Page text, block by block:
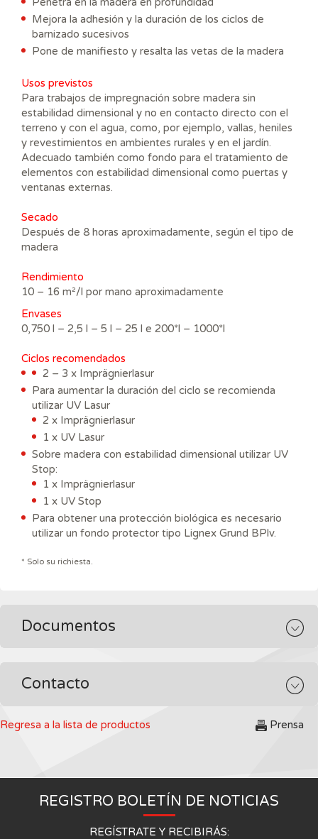
Mejora la adhesión y la duración de los ciclos de
barnizado sucesivos
Pone de manifiesto y resalta las vetas de la madera
Usos previstos
Para trabajos de impregnación sobre madera sin
estabilidad dimensional y no en contacto directo con el
terreno y con el agua, como, por ejemplo, vallas, heniles
y revestimientos en ambientes rurales y en el jardín.
Adecuado también como fondo para el tratamiento de
elementos con estabilidad dimensional como puertas y
ventanas externas.
Secado
Después de 8 horas aproximadamente, según el tipo de
madera
Rendimiento
10 – 16 m²/l por mano aproximadamente
Envases
0,750 l – 2,5 l – 5 l – 25 l e 200*l – 1000*l
Ciclos recomendados
2 – 3 x Imprägnierlasur
Para aumentar la duración del ciclo se recomienda
utilizar UV Lasur
2 x Imprägnierlasur
1 x UV Lasur
Sobre madera con estabilidad dimensional utilizar UV
Stop:
1 x Imprägnierlasur
1 x UV Stop
Para obtener una protección biológica es necesario
utilizar un fondo protector tipo Lignex Grund BPlv.
* Solo su richiesta.
Documentos
Contacto
Regresa a la lista de productos Prensa
REGISTRO BOLETÍN DE NOTICIAS
REGÍSTRATE Y RECIBIRÁS: